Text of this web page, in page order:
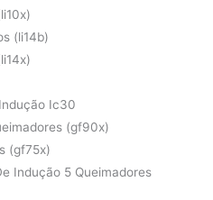
(li14b)
Ic30
(gf90x)
(gf75x)
Indução 5 Queimadores